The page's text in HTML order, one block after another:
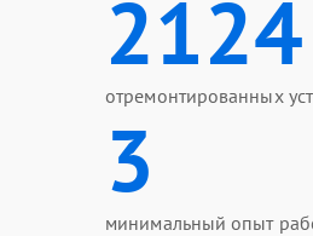
2124
отремонтированных
3
минимальный опыт